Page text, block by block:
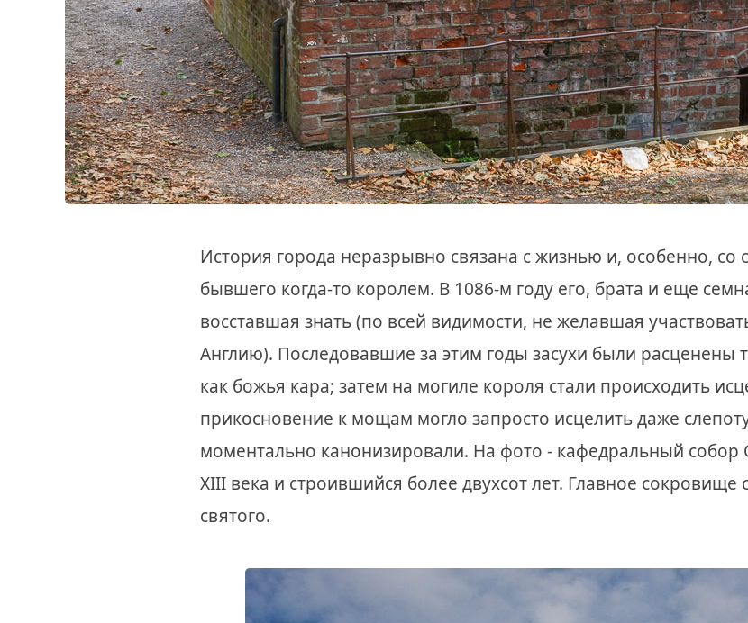
История города неразрывно связана с жизнью и, особенно, со
бывшего когда-то королем. В 1086-м году его, брата и еще
восставшая знать (по всей видимости, не желавшая
Англию). Последовавшие за этим годы засухи были
как божья кара; затем на могиле короля стали происходить
прикосновение к мощам могло запросто исцелить даже
моментально канонизировали. На фото - кафедральный собор
XIII века и строившийся более двухсот лет. Главное
святого.